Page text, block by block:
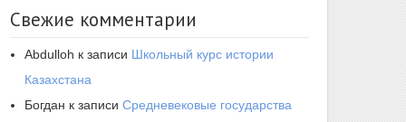
Свежие комментарии
Abdulloh к записи Школьный курс истории
Казахстана
Богдан к записи Средневековые государства